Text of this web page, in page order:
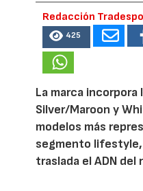
Redacción
425
La marca incorpora
Silver/Maroon y
modelos más
segmento lifestyle,
traslada el ADN del